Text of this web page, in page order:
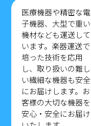
医療機器や精密な電
子機器、大型で重い
機材なども運送して
います。楽器運送で
培った技術を応用
し、取り扱いの難し
い繊細な機器も安全
にお届けします。お
客様の大切な機器を
安心・安全にお届け